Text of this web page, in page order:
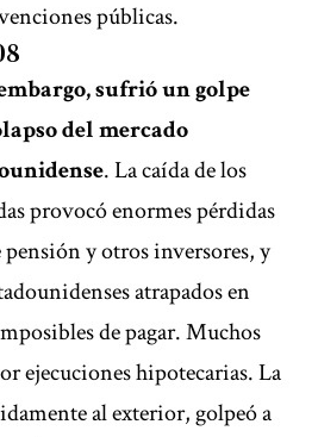
públicas.
sufrió un golpe
del mercado
. La caída de los
provocó enormes pérdidas
y otros inversores, y
atrapados en
de pagar. Muchos
ejecuciones hipotecarias. La
al exterior, golpeó a